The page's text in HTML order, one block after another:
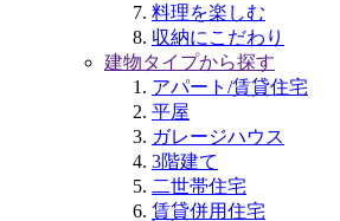
料理を楽しむ
収納にこだわり
建物タイプから探す
アパート/賃貸住宅
平屋
ガレージハウス
3階建て
二世帯住宅
賃貸併用住宅